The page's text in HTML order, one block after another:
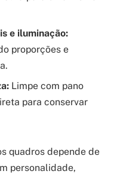
e iluminação:
proporções e
Limpe com pano
para conservar
quadros depende de
personalidade,